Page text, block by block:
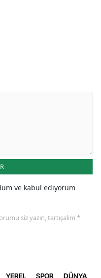
ve kabul ediyorum
siz yazın, tartışalım *
YEREL SPOR DÜNYA